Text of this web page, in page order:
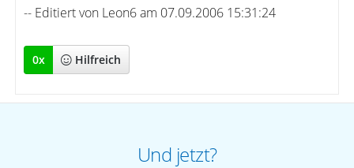
-- Editiert von Leon6 am 07.09.2006 15:31:24
0x Hilfreich
Und jetzt?